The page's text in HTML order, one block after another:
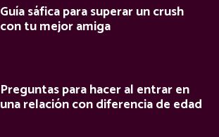
Guía sáfica para superar un crush
con tu mejor amiga
Preguntas para hacer al entrar en
una relación con diferencia de edad